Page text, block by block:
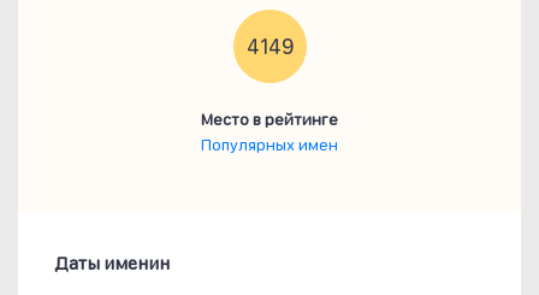
4149
Место в рейтинге
Популярных имен
Даты именин